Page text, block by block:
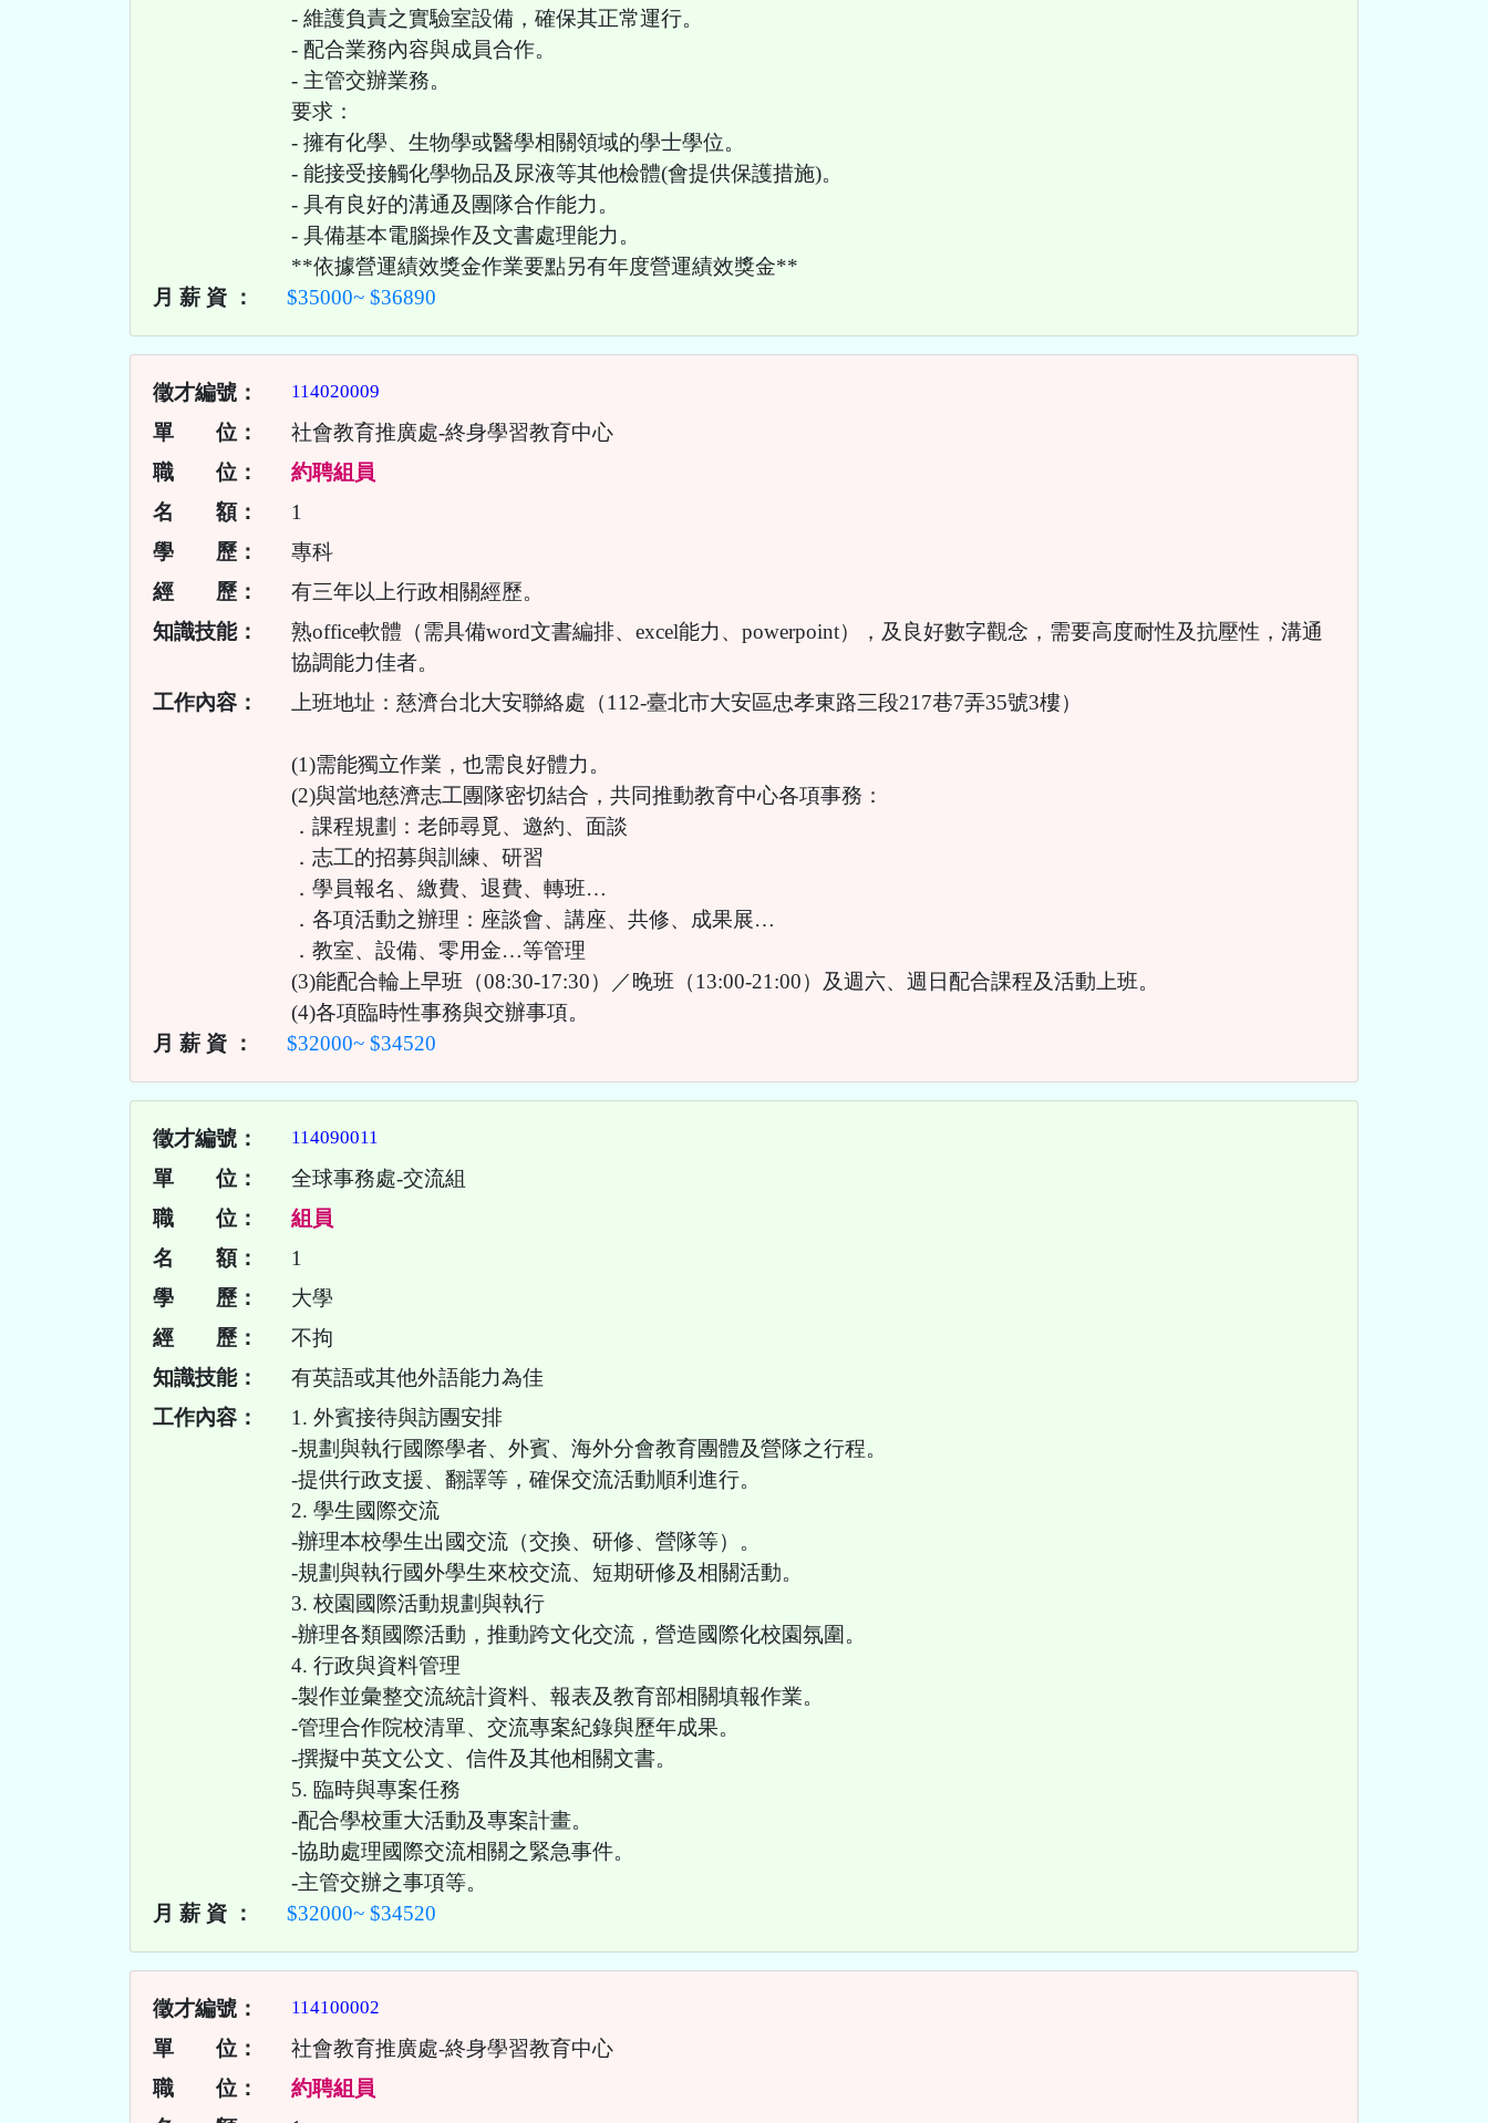
- 維護負責之實驗室設備，確保其正常運行。
- 配合業務內容與成員合作。
- 主管交辦業務。
要求：
- 擁有化學、生物學或醫學相關領域的學士學位。
- 能接受接觸化學物品及尿液等其他檢體(會提供保護措施)。
- 具有良好的溝通及團隊合作能力。
- 具備基本電腦操作及文書處理能力。
**依據營運績效獎金作業要點另有年度營運績效獎金**
月 薪 資 ：
$35000~ $36890
徵才編號： 114020009
單 位：
社會教育推廣處-終身學習教育中心
職 位：
約聘組員
名 額：
1
學 歷：
專科
經 歷：
有三年以上行政相關經歷。
知識技能：
熟office軟體（需具備word文書編排、excel能力、powerpoint），及良好數字觀念，需要高度耐性及抗壓性，溝通
協調能力佳者。
工作內容：
上班地址：慈濟台北大安聯絡處（112-臺北市大安區忠孝東路三段217巷7弄35號3樓）
(1)需能獨立作業，也需良好體力。
(2)與當地慈濟志工團隊密切結合，共同推動教育中心各項事務：
．課程規劃：老師尋覓、邀約、面談
．志工的招募與訓練、研習
．學員報名、繳費、退費、轉班…
．各項活動之辦理：座談會、講座、共修、成果展…
．教室、設備、零用金…等管理
(3)能配合輪上早班（08:30-17:30）／晚班（13:00-21:00）及週六、週日配合課程及活動上班。
(4)各項臨時性事務與交辦事項。
月 薪 資 ：
$32000~ $34520
徵才編號： 114090011
單 位：
全球事務處-交流組
職 位：
組員
名 額：
1
學 歷：
大學
經 歷：
不拘
知識技能：
有英語或其他外語能力為佳
工作內容：
1. 外賓接待與訪團安排
-規劃與執行國際學者、外賓、海外分會教育團體及營隊之行程。
-提供行政支援、翻譯等，確保交流活動順利進行。
2. 學生國際交流
-辦理本校學生出國交流（交換、研修、營隊等）。
-規劃與執行國外學生來校交流、短期研修及相關活動。
3. 校園國際活動規劃與執行
-辦理各類國際活動，推動跨文化交流，營造國際化校園氛圍。
4. 行政與資料管理
-製作並彙整交流統計資料、報表及教育部相關填報作業。
-管理合作院校清單、交流專案紀錄與歷年成果。
-撰擬中英文公文、信件及其他相關文書。
5. 臨時與專案任務
-配合學校重大活動及專案計畫。
-協助處理國際交流相關之緊急事件。
-主管交辦之事項等。
月 薪 資 ：
$32000~ $34520
徵才編號： 114100002
單 位：
社會教育推廣處-終身學習教育中心
職 位：
約聘組員